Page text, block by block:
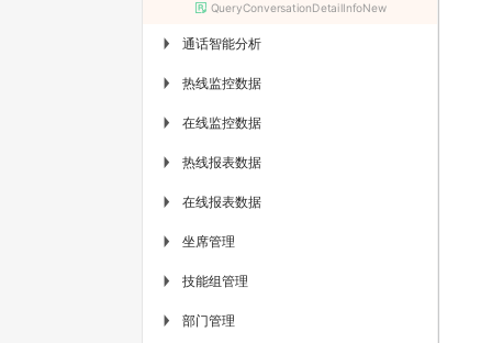
QueryConversationDetailInfoNew
▶ 通话智能分析
▶ 热线监控数据
▶ 在线监控数据
▶ 热线报表数据
▶ 在线报表数据
▶ 坐席管理
▶ 技能组管理
▶ 部门管理